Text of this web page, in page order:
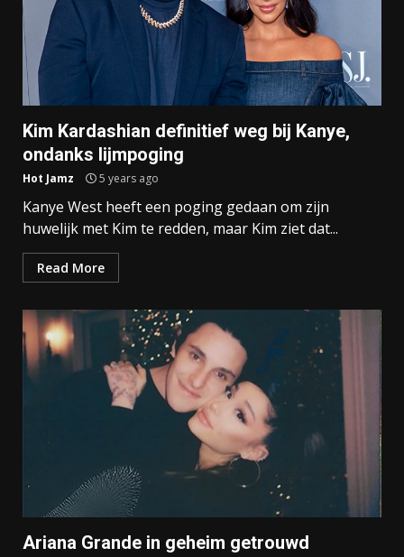
Kim Kardashian definitief weg bij Kanye,
ondanks lijmpoging
Hot Jamz 5 years ago
Kanye West heeft een poging gedaan om zijn
huwelijk met Kim te redden, maar Kim ziet dat...
Read More
Ariana Grande in geheim getrouwd